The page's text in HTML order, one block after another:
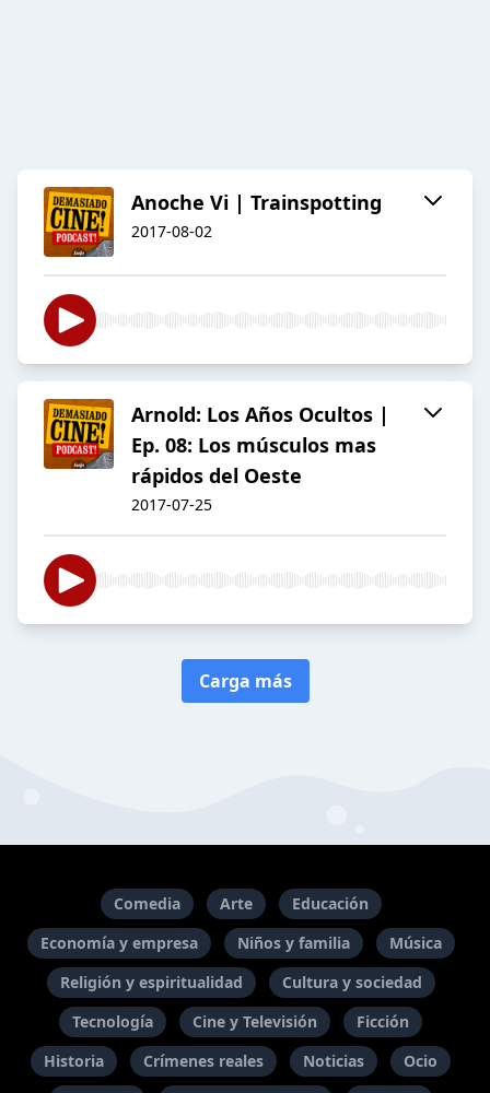
Anoche Vi | Trainspotting
2017-08-02
Arnold: Los Años Ocultos |
Ep. 08: Los músculos mas
rápidos del Oeste
2017-07-25
Carga más
Comedia Arte
Educación
Economía y empresa
Niños y familia
Música
Religión y espiritualidad
Cultura y sociedad
Tecnología
Cine y Televisión
Ficción
Historia
Crímenes reales Noticias
Ocio